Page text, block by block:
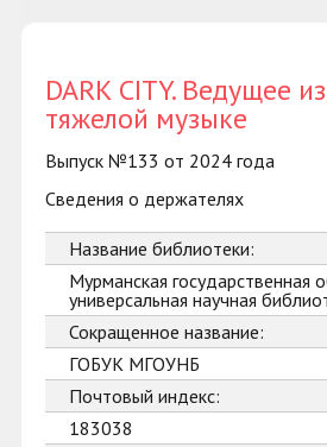
DARK CITY. Ведущее
тяжелой музыке
Выпуск №133 от 2024 года
Сведения о держателях
Название библиотеки:
Мурманская государственная
универсальная научная
Сокращенное название:
ГОБУК МГОУНБ
Почтовый индекс:
183038